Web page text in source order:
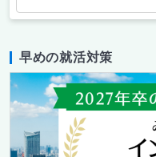
早めの就活対策